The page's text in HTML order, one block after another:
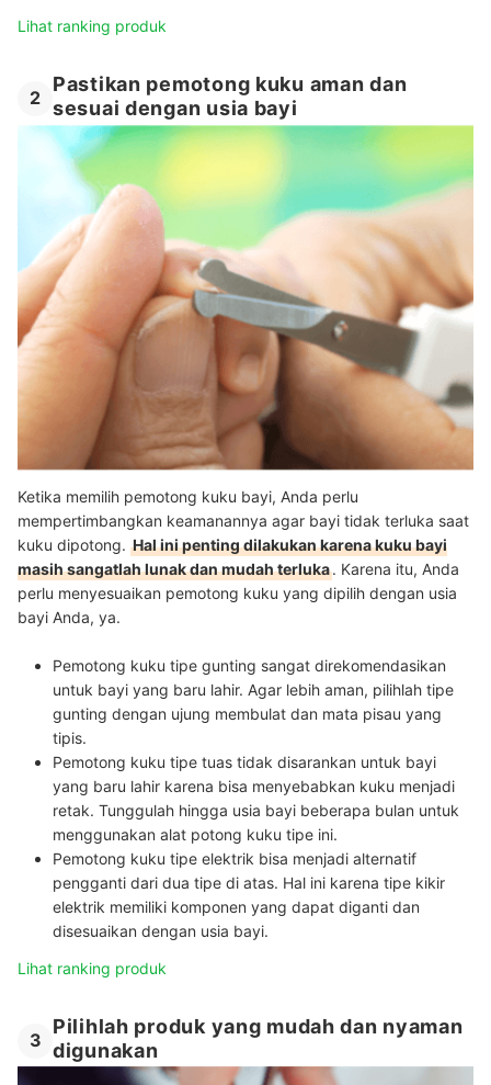
Lihat ranking produk
2
Pastikan pemotong kuku aman dan
sesuai dengan usia bayi
Ketika memilih pemotong kuku bayi, Anda perlu
mempertimbangkan keamanannya agar bayi tidak terluka saat
kuku dipotong. Hal ini penting dilakukan karena kuku bayi
masih sangatlah lunak dan mudah terluka. Karena itu, Anda
perlu menyesuaikan pemotong kuku yang dipilih dengan usia
bayi Anda, ya.
Pemotong kuku tipe gunting sangat direkomendasikan
untuk bayi yang baru lahir. Agar lebih aman, pilihlah tipe
gunting dengan ujung membulat dan mata pisau yang
tipis.
Pemotong kuku tipe tuas tidak disarankan untuk bayi
yang baru lahir karena bisa menyebabkan kuku menjadi
retak. Tunggulah hingga usia bayi beberapa bulan untuk
menggunakan alat potong kuku tipe ini.
Pemotong kuku tipe elektrik bisa menjadi alternatif
pengganti dari dua tipe di atas. Hal ini karena tipe kikir
elektrik memiliki komponen yang dapat diganti dan
disesuaikan dengan usia bayi.
Lihat ranking produk
3
Pilihlah produk yang mudah dan nyaman
digunakan